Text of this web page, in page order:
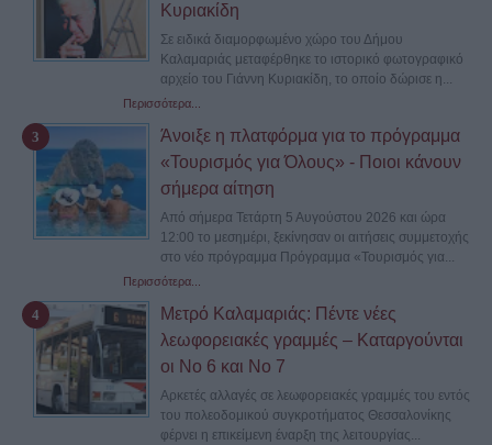
Κυριακίδη
Σε ειδικά διαμορφωμένο χώρο του Δήμου
Καλαμαριάς μεταφέρθηκε το ιστορικό φωτογραφικό
αρχείο του Γιάννη Κυριακίδη, το οποίο δώρισε η...
Περισσότερα...
Άνοιξε η πλατφόρμα για το πρόγραμμα
«Τουρισμός για Όλους» - Ποιοι κάνουν
σήμερα αίτηση
Από σήμερα Τετάρτη 5 Αυγούστου 2026 και ώρα
12:00 το μεσημέρι, ξεκίνησαν οι αιτήσεις συμμετοχής
στο νέο πρόγραμμα Πρόγραμμα «Τουρισμός για...
Περισσότερα...
Μετρό Καλαμαριάς: Πέντε νέες
λεωφορειακές γραμμές – Καταργούνται
οι Νο 6 και Νο 7
Αρκετές αλλαγές σε λεωφορειακές γραμμές του εντός
του πολεοδομικού συγκροτήματος Θεσσαλονίκης
φέρνει η επικείμενη έναρξη της λειτουργίας...